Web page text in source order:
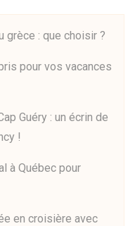
grèce : que choisir ?
pour vos vacances
Guéry : un écrin de
!
à Québec pour
en croisière avec